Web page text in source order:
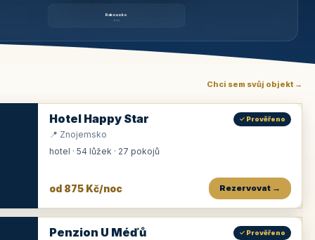
Rakousko
brzy
Chci sem svůj objekt →
Hotel Happy Star ✓ Prověřeno
📍 Znojemsko
hotel · 54 lůžek · 27 pokojů
od 875 Kč/noc Rezervovat →
Penzion U Méďů ✓ Prověřeno